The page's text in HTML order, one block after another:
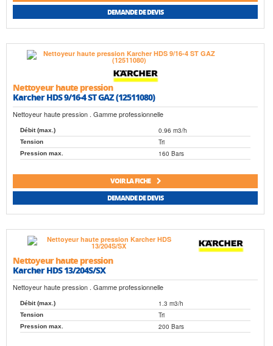
DEMANDE DE DEVIS
Nettoyeur haute pression
Karcher HDS 9/16-4 ST GAZ (12511080)
Nettoyeur haute pression . Gamme professionnelle
Débit (max.) 0.96 m3/h
Tension Tri
Pression max. 160 Bars
VOIR LA FICHE
DEMANDE DE DEVIS
Nettoyeur haute pression
Karcher HDS 13/204S/SX
Nettoyeur haute pression . Gamme professionnelle
Débit (max.) 1.3 m3/h
Tension Tri
Pression max. 200 Bars